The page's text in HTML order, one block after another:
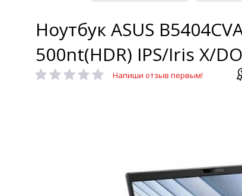
Ноутбук ASUS
500nt(HDR) IPS/Iris X/
Напиши отзыв первым!